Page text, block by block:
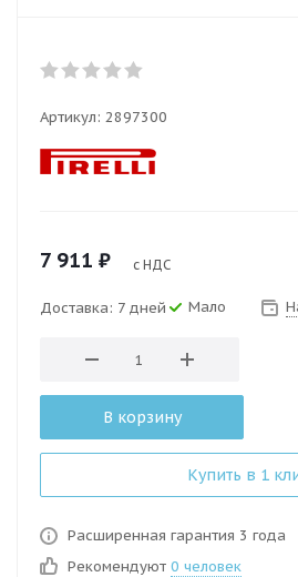
Артикул: 2897300
7 911 ₽ с НДС
Доставка: 7 дней Мало
В корзину
Купить в 1
Расширенная гарантия 3 года
Рекомендуют 0 человек